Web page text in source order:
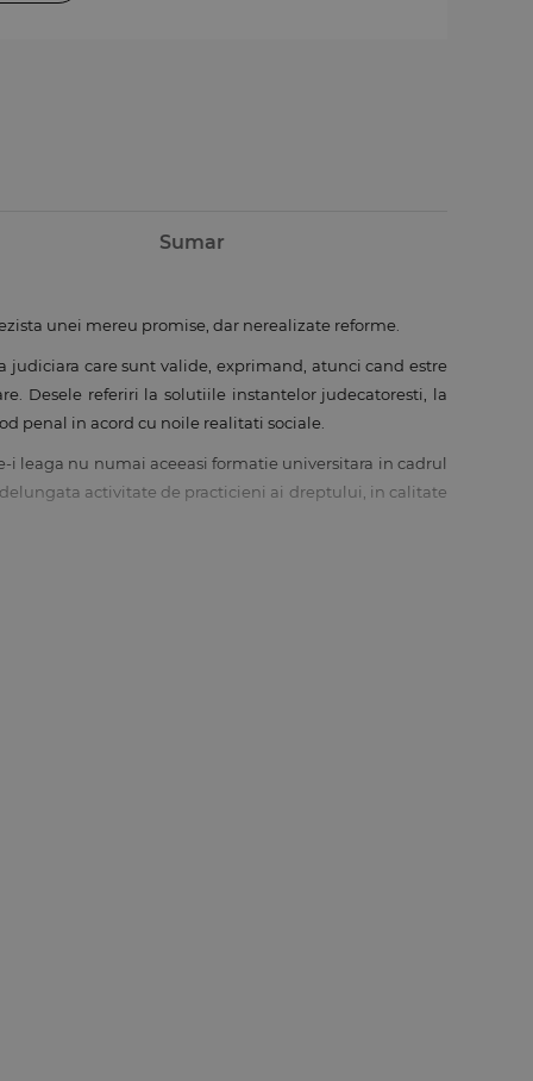
Sumar
unei mereu promise, dar nerealizate reforme.
care sunt valide, exprimand, atunci cand estre
Desele referiri la solutiile instantelor judecatoresti, la
penal in acord cu noile realitati sociale.
i leaga nu numai aceeasi formatie universitara in cadrul
activitate de practicieni ai dreptului, in calitate